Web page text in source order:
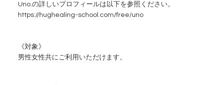
Uno.の詳しいプロフィールは以下を参照ください。
https://hughealing-school.com/free/uno
《対象》
男性女性共にご利用いただけます。